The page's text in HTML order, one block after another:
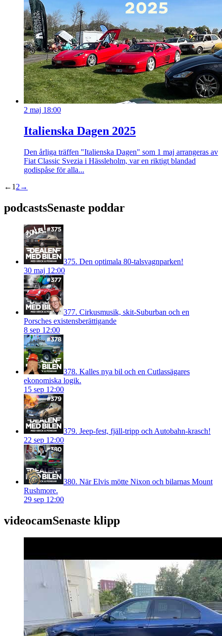
2 maj 18:00
Italienska Dagen 2025
Den årliga träffen "Italienska Dagen" som 1 maj arrangeras av
Fiat Classic Svezia i Hässleholm, var en riktigt blandad
godispåse för alla...
← 1 2 →
podcastsSenaste poddar
375. Den optimala 80-talsvagnparken!
30 maj 12:00
377. Cirkusmusik, skit-Suburban och en
Porsches existensberättigande
8 sep 12:00
378. Kalles nya bil och en Cutlassägares
ekonomiska logik.
15 sep 12:00
379. Jeep-fest, fjäll-tripp och Autobahn-krasch!
22 sep 12:00
380. När Elvis mötte Nixon och bilarnas Mount
Rushmore.
29 sep 12:00
videocamSenaste klipp